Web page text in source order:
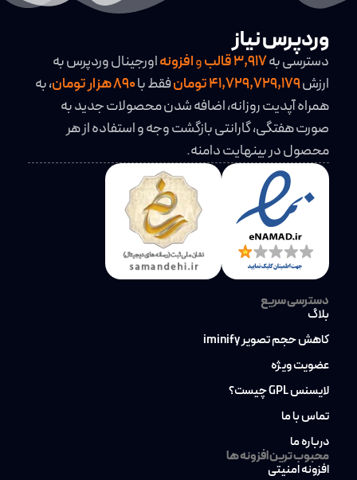
وردپرس نیاز
دسترسی به3,917قالبوافزونهاورجینال وردپرس به
ارزش41,729,729,179 تومان فقط با
، به
همراه آپدیت روزانه، اضافه شدن محصولات جدید به
صورت هفتگی، گارانتی بازگشت وجه و استفاده از هر
محصول در بینهایت دامنه.
دسترسی سریع
بلاگ
کاهش حجم تصویر iminify
عضویت ویژه
لایسنس GPL چیست؟
تماس با ما
درباره ما
محبوب ترین افزونه ها
افزونه امنیتی